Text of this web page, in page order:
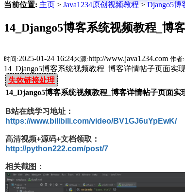
当前位置: 主页 > Java1234原创视频教程 > Django5博
14_Django5博客系统视频教程_博
时间:2025-01-24 16:24来源:http://www.java1234.com 作者:
14_Django5博客系统视频教程_博客详情帖子页面实
失效链接处理
14_Django5博客系统视频教程_博客详情帖子页面实
B站在线学习地址：
https://www.bilibili.com/video/BV1GJ6uYpEwK/
高清视频+源码+文档领取：
http://python222.com/post/7
相关截图：